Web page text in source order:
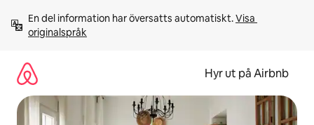
innehåll
En del information har översatts automatiskt. Visa
originalspråk
Hyr ut på Airbnb